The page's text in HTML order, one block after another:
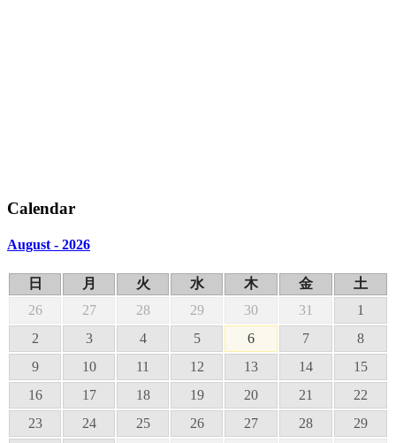
Calendar
August - 2026
日 月 火 水 木 金
土
26
27 28 29 30 31
1
2
3 4 5 6 7
8
9
10 11 12 13 14
15
16
17 18 19 20 21
22
23
24 25 26 27 28
29